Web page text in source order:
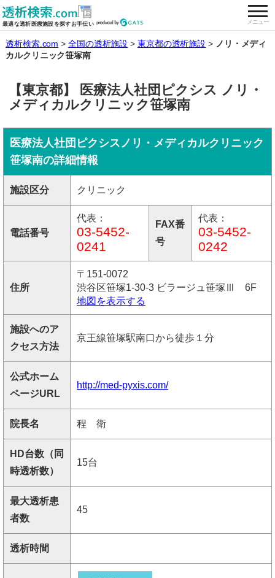
最適な透析医療施設を探すお手伝い メニュー
全国の透析施設を検索する
透析検索.com 全国の透析施設 東京都の透析施設
ノリ・メディ
カルクリニック笹塚南
【東京都】 医療法人社団ピクシス ノリ・
メディカルクリニック笹塚南
医療法人社団ピクシスノリ・メディカルクリニック
笹塚南の詳細情報
施設区分 クリニック
電話番号
代表：
03-5452-
0241
FAX番
号
代表：
03-5452-
0242
住所
〒151-0072
渋谷区笹塚1-30-3 ビラージュ笹塚Ⅲ 6F
地図を表示する
施設へのア
クセス方法
京王線笹塚駅南口から徒歩１分
公式ホーム
ページURL
http://med-pyxis.com/
院長名 程 衛
HD台数（同
時透析数）
15台
最大透析患
者数
45
透析時間